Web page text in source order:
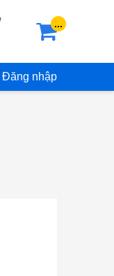
...
Đăng nhập